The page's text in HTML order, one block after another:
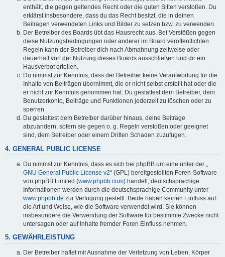
enthält, die gegen geltendes Recht oder die guten Sitten verstoßen. Du
erklärst insbesondere, dass du das Recht besitzt, die in deinen
Beiträgen verwendeten Links und Bilder zu setzen bzw. zu verwenden.
Der Betreiber des Boards übt das Hausrecht aus. Bei Verstößen gegen
diese Nutzungsbedingungen oder anderer im Board veröffentlichten
Regeln kann der Betreiber dich nach Abmahnung zeitweise oder
dauerhaft von der Nutzung dieses Boards ausschließen und dir ein
Hausverbot erteilen.
Du nimmst zur Kenntnis, dass der Betreiber keine Verantwortung für die
Inhalte von Beiträgen übernimmt, die er nicht selbst erstellt hat oder die
er nicht zur Kenntnis genommen hat. Du gestattest dem Betreiber, dein
Benutzerkonto, Beiträge und Funktionen jederzeit zu löschen oder zu
sperren.
Du gestattest dem Betreiber darüber hinaus, deine Beiträge
abzuändern, sofern sie gegen o. g. Regeln verstoßen oder geeignet
sind, dem Betreiber oder einem Dritten Schaden zuzufügen.
4. GENERAL PUBLIC LICENSE
Du nimmst zur Kenntnis, dass es sich bei phpBB um eine unter der „
GNU General Public License v2“ (GPL) bereitgestellten Foren-Software
von phpBB Limited (www.phpbb.com) handelt; deutschsprachige
Informationen werden durch die deutschsprachige Community unter
www.phpbb.de zur Verfügung gestellt. Beide haben keinen Einfluss auf
die Art und Weise, wie die Software verwendet wird. Sie können
insbesondere die Verwendung der Software für bestimmte Zwecke nicht
untersagen oder auf Inhalte fremder Foren Einfluss nehmen.
5. GEWÄHRLEISTUNG
Der Betreiber haftet mit Ausnahme der Verletzung von Leben, Körper